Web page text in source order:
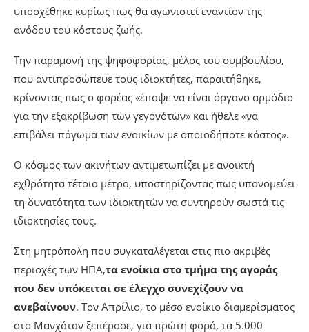
υποσχέθηκε κυρίως πως θα αγωνιστεί εναντίον της
ανόδου του κόστους ζωής.
Την παραμονή της ψηφοφορίας, μέλος του συμβουλίου,
που αντιπροσώπευε τους ιδιοκτήτες, παραιτήθηκε,
κρίνοντας πως ο φορέας «έπαψε να είναι όργανο αρμόδιο
για την εξακρίβωση των γεγονότων» και ήθελε «να
επιβάλει πάγωμα των ενοικίων με οποιοδήποτε κόστος».
Ο κόσμος των ακινήτων αντιμετωπίζει με ανοικτή
εχθρότητα τέτοια μέτρα, υποστηρίζοντας πως υπονομεύει
τη δυνατότητα των ιδιοκτητών να συντηρούν σωστά τις
ιδιοκτησίες τους.
Στη μητρόπολη που συγκαταλέγεται στις πιο ακριβές
περιοχές των ΗΠΑ,τα ενοίκια στο τμήμα της αγοράς
που δεν υπόκειται σε έλεγχο συνεχίζουν να
ανεβαίνουν. Τον Απρίλιο, το μέσο ενοίκιο διαμερίσματος
στο Μανχάταν ξεπέρασε, για πρώτη φορά, τα 5.000